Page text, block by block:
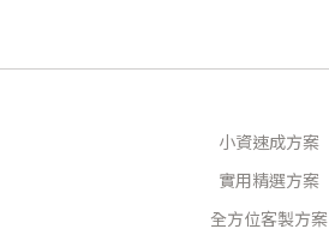
小資速成方案
實用精選方案
全方位客製方案